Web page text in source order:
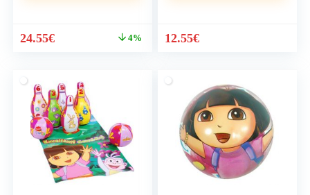
El
era:
25.61€.
24.55€El
24.55€.
4% 12.55€